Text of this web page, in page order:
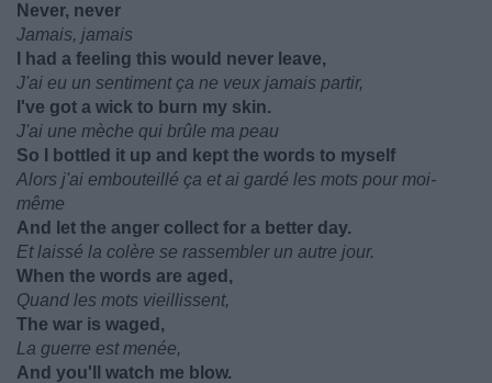
Never, never
Jamais, jamais
I had a feeling this would never leave,
J'ai eu un sentiment ça ne veux jamais partir,
I've got a wick to burn my skin.
J'ai une mèche qui brûle ma peau
So I bottled it up and kept the words to myself
Alors j'ai embouteillé ça et ai gardé les mots pour moi-
même
And let the anger collect for a better day.
Et laissé la colère se rassembler un autre jour.
When the words are aged,
Quand les mots vieillissent,
The war is waged,
La guerre est menée,
And you'll watch me blow.